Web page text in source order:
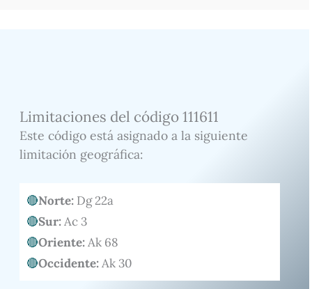
Limitaciones del código 111611
Este código está asignado a la siguiente
limitación geográfica:
Norte:Dg 22a
Sur:Ac 3
Oriente:Ak 68
Occidente:Ak 30